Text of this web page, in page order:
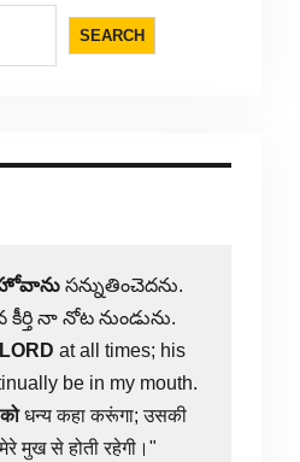
SEARCH
సన్నుతించెదను.
నా నోట నుండును.
LORD at all times; his
be in my mouth.
कोधन्य कहा करूंगा; उसकी
मुख से होती रहेगी।"